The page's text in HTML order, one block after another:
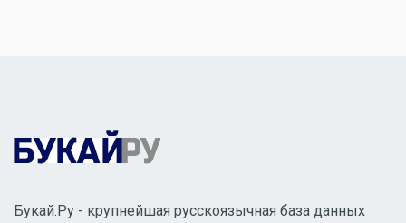
Букай.Ру - крупнейшая русскоязычная база данных